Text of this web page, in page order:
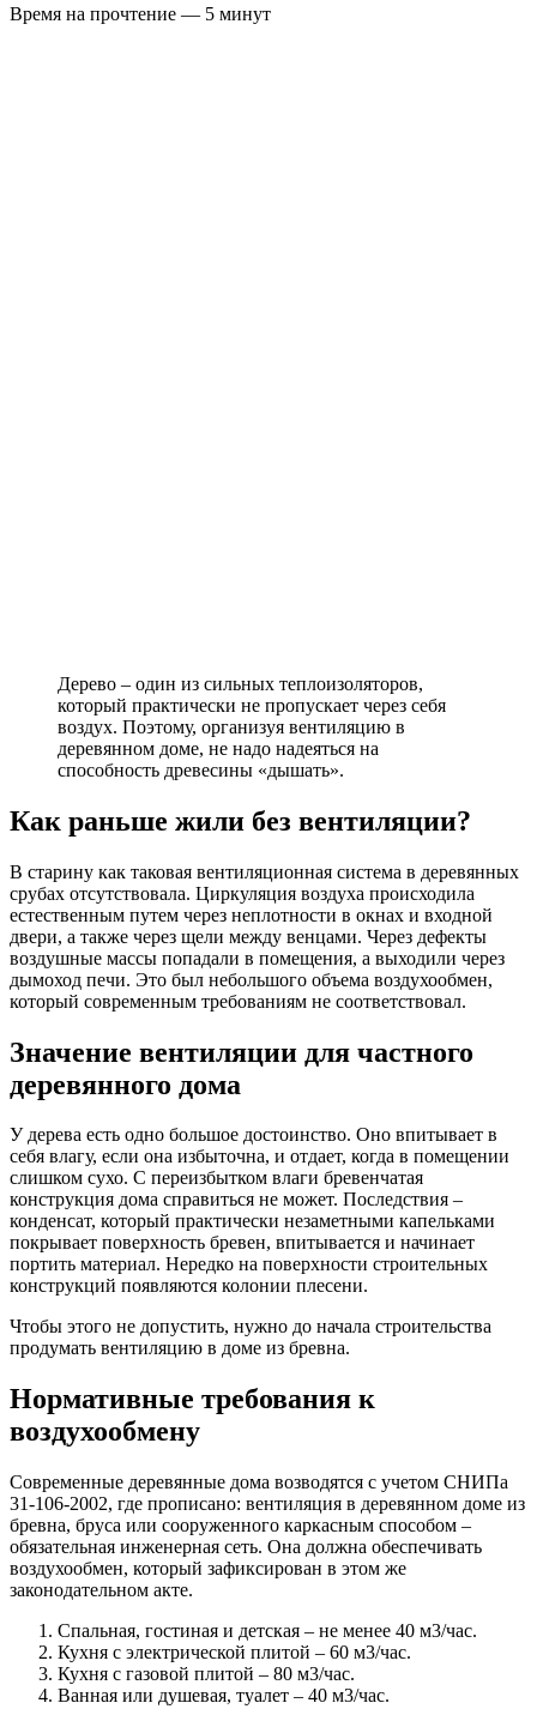
Время на прочтение — 5 минут
Дерево – один из сильных теплоизоляторов,
который практически не пропускает через себя
воздух. Поэтому, организуя вентиляцию в
деревянном доме, не надо надеяться на
способность древесины «дышать».
Как раньше жили без вентиляции?
В старину как таковая вентиляционная система в деревянных
срубах отсутствовала. Циркуляция воздуха происходила
естественным путем через неплотности в окнах и входной
двери, а также через щели между венцами. Через дефекты
воздушные массы попадали в помещения, а выходили через
дымоход печи. Это был небольшого объема воздухообмен,
который современным требованиям не соответствовал.
Значение вентиляции для частного
деревянного дома
У дерева есть одно большое достоинство. Оно впитывает в
себя влагу, если она избыточна, и отдает, когда в помещении
слишком сухо. С переизбытком влаги бревенчатая
конструкция дома справиться не может. Последствия –
конденсат, который практически незаметными капельками
покрывает поверхность бревен, впитывается и начинает
портить материал. Нередко на поверхности строительных
конструкций появляются колонии плесени.
Чтобы этого не допустить, нужно до начала строительства
продумать вентиляцию в доме из бревна.
Нормативные требования к
воздухообмену
Современные деревянные дома возводятся с учетом СНИПа
31-106-2002, где прописано: вентиляция в деревянном доме из
бревна, бруса или сооруженного каркасным способом –
обязательная инженерная сеть. Она должна обеспечивать
воздухообмен, который зафиксирован в этом же
законодательном акте.
Спальная, гостиная и детская – не менее 40 м3/час.
Кухня с электрической плитой – 60 м3/час.
Кухня с газовой плитой – 80 м3/час.
Ванная или душевая, туалет – 40 м3/час.